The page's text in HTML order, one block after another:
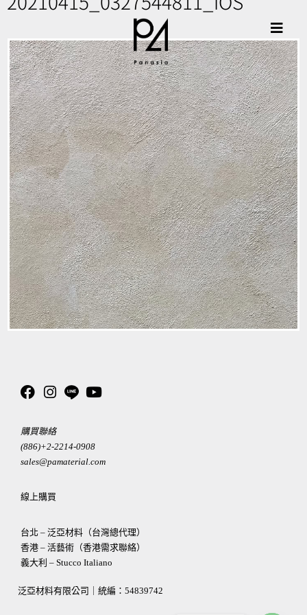
購買聯絡
(886)+2-2214-0908
sales@pamaterial.com
線上購買
台北 – 泛亞材料（台灣總代理）
香港 – 活藝術（香港需求聯絡）
義大利 – Stucco Italiano
泛亞材料有限公司｜統編： 54839742